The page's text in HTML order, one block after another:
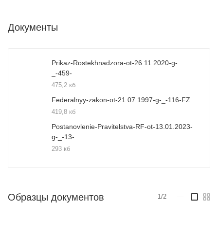
Документы
Prikaz-Rostekhnadzora-ot-26.11.2020-g-
_-459-
475,2 кб
Federalnyy-zakon-ot-21.07.1997-g-_-116-FZ
419,8 кб
Postanovlenie-Pravitelstva-RF-ot-13.01.2023-
g-_-13-
293 кб
Образцы документов 1/2